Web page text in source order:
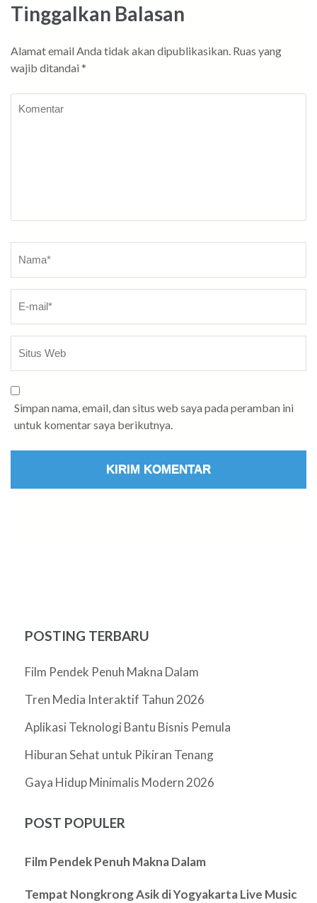
Tinggalkan Balasan
Alamat email Anda tidak akan dipublikasikan. Ruas yang
wajib ditandai *
Simpan nama, email, dan situs web saya pada peramban ini
untuk komentar saya berikutnya.
POSTING TERBARU
Film Pendek Penuh Makna Dalam
Tren Media Interaktif Tahun 2026
Aplikasi Teknologi Bantu Bisnis Pemula
Hiburan Sehat untuk Pikiran Tenang
Gaya Hidup Minimalis Modern 2026
POST POPULER
Film Pendek Penuh Makna Dalam
Tempat Nongkrong Asik di Yogyakarta Live Music